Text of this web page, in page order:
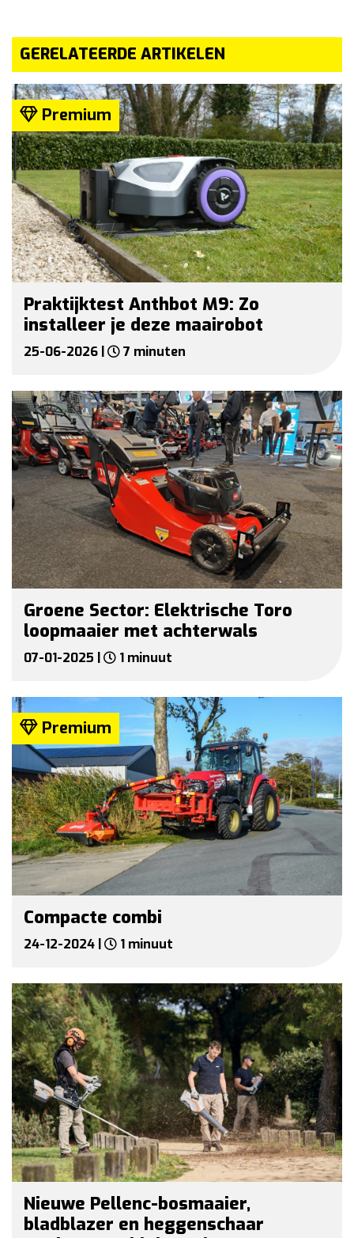
GERELATEERDE ARTIKELEN
Premium
Praktijktest Anthbot M9: Zo
installeer je deze maairobot
25-06-2026 | 7 minuten
Groene Sector: Elektrische Toro
loopmaaier met achterwals
07-01-2025 | 1 minuut
Premium
Compacte combi
24-12-2024 | 1 minuut
Nieuwe Pellenc-bosmaaier,
bladblazer en heggenschaar